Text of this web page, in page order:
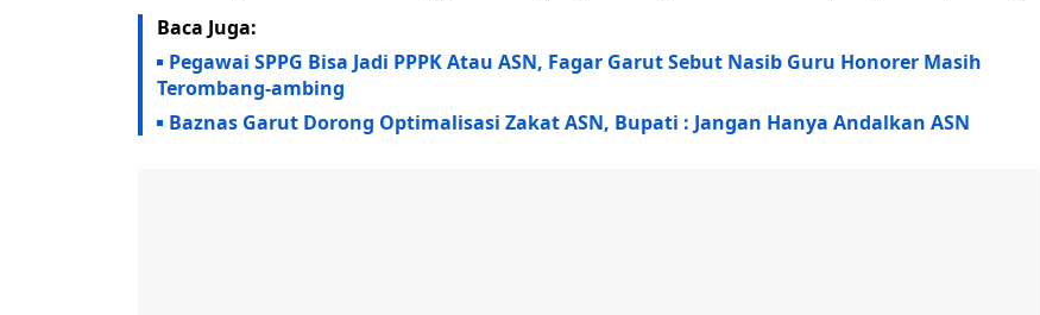
Baca Juga:
Pegawai SPPG Bisa Jadi PPPK Atau ASN, Fagar Garut Sebut Nasib Guru Honorer Masih
Terombang-ambing
Baznas Garut Dorong Optimalisasi Zakat ASN, Bupati : Jangan Hanya Andalkan ASN